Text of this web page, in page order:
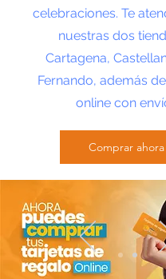
celebraciones. Te
nuestras dos
Cartagena,
Fernando, además
online con
Comprar ahora